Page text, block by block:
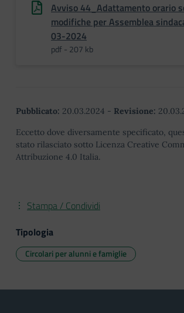
Avviso 44_Adattamento orario
modifiche per Assemblea
03-2024
pdf - 207 kb
Pubblicato: 20.03.2024 - Revisione:
Eccetto dove diversamente specificato,
stato rilasciato sotto Licenza Creative
Attribuzione 4.0 Italia.
Stampa / Condividi
Tipologia
Circolari per alunni e famiglie